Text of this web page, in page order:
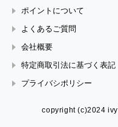
ポイントについて
よくあるご質問
会社概要
特定商取引法に基づく表記
プライバシポリシー
copyright (c)2024